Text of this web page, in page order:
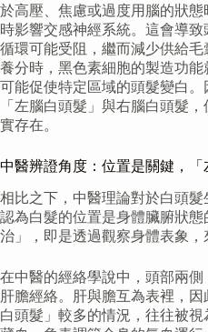
於高壓、焦慮或過度用腦的狀
時影響交感神經系統。這會導
循環可能受阻，繼而減少供給
養分時，黑色素細胞的製造功
可能促使特定區域的頭髮變白
「左腦白頭髮」與右腦白頭髮
實存在。
中醫辨證角度：位置是關鍵，
相比之下，中醫理論對於白頭
認為白髮的位置是身體臟腑狀
治」，即是透過觀察身體表象，
在中醫的經絡學說中，頭部兩
肝膽經絡。肝與膽互為表裡，
白頭髮」較多的情況，往往被